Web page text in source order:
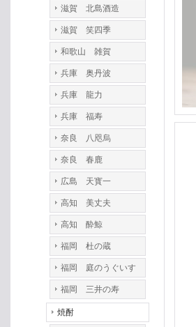
滋賀 北島酒造
滋賀 笑四季
和歌山 雑賀
兵庫 奥丹波
兵庫 龍力
兵庫 福寿
奈良 八咫烏
奈良 春鹿
広島 天寳一
高知 美丈夫
高知 酔鯨
福岡 杜の蔵
福岡 庭のうぐいす
福岡 三井の寿
焼酎